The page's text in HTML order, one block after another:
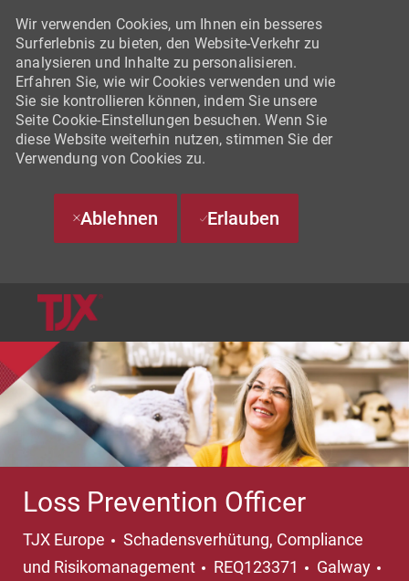
Wir verwenden Cookies, um Ihnen ein besseres
Surferlebnis zu bieten, den Website-Verkehr zu
analysieren und Inhalte zu personalisieren.
Erfahren Sie, wie wir Cookies verwenden und wie
Sie sie kontrollieren können, indem Sie unsere
Seite Cookie-Einstellungen besuchen. Wenn Sie
diese Website weiterhin nutzen, stimmen Sie der
Verwendung von Cookies zu.
Ablehnen Erlauben
Loss Prevention Officer
TJX Europe Kategorie
Schadensverhütung, Compliance
und Risikomanagement
REQ123371 Ort
Galway